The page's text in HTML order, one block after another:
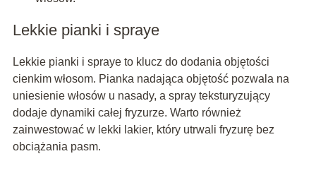
Lekkie pianki i spraye
Lekkie pianki i spraye to klucz do dodania objętości
cienkim włosom. Pianka nadająca objętość pozwala na
uniesienie włosów u nasady, a spray teksturyzujący
dodaje dynamiki całej fryzurze. Warto również
zainwestować w lekki lakier, który utrwali fryzurę bez
obciążania pasm.